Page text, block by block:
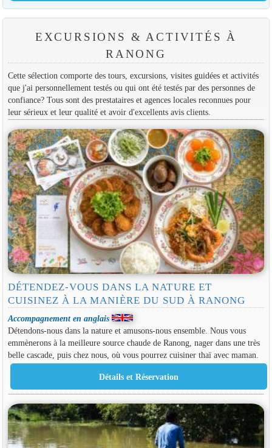
EXCURSIONS & ACTIVITÉS À
RANONG
Cette sélection comporte des tours, excursions, visites guidées et activités
que j'ai personnellement testés ou qui ont été testés par des personnes de
confiance? Tous sont des prestataires et agences locales reconnues pour
leur sérieux et leur qualité et avoir d'excellents avis clients.
DÉTENDEZ-VOUS DANS LA NATURE ET
CUISINEZ À LA MANIÈRE DU SUD À RANONG
Accompagnement en anglais
Détendons-nous dans la nature et amusons-nous ensemble. Nous vous
emmènerons à la meilleure source chaude de Ranong, nager dans une très
belle cascade, puis chez nous, où vous pourrez cuisiner thaï avec maman.